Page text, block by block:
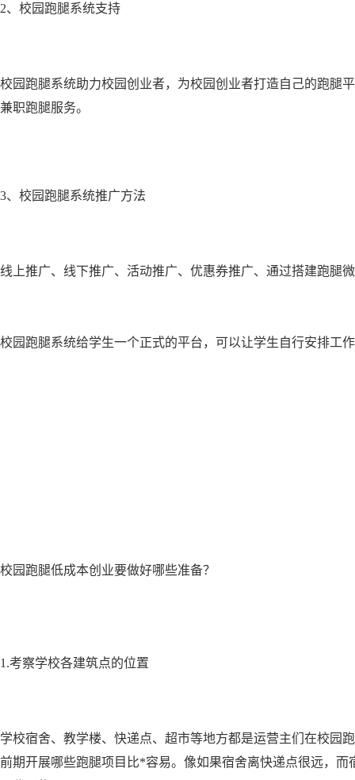
2、校园跑腿系统支持
校园跑腿系统助力校园创业者，为校园创业者打造自己的跑腿
兼职跑腿服务。
3、校园跑腿系统推广方法
线上推广、线下推广、活动推广、优惠券推广、通过搭建跑腿
校园跑腿系统给学生一个正式的平台，可以让学生自行安排工
校园跑腿低成本创业要做好哪些准备？
1.考察学校各建筑点的位置
学校宿舍、教学楼、快递点、超市等地方都是运营主们在校园
前期开展哪些跑腿项目比*容易。像如果宿舍离快递点很远，